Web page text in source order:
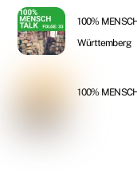
100%
Württemberg
100%